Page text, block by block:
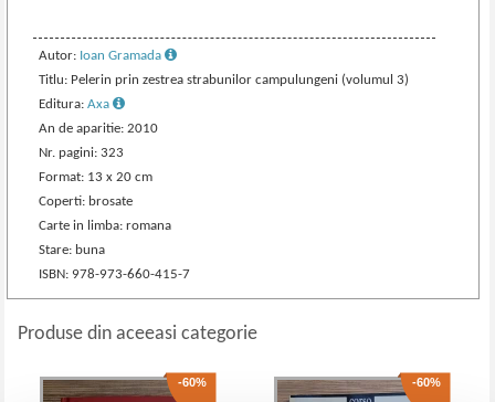
Autor: Ioan Gramada
Titlu: Pelerin prin zestrea strabunilor campulungeni (volumul 3)
Editura:Axa
An de aparitie: 2010
Nr. pagini: 323
Format: 13 x 20 cm
Coperti: brosate
Carte in limba: romana
Stare: buna
ISBN: 978-973-660-415-7
Produse din aceeasi categorie
-60% -60%